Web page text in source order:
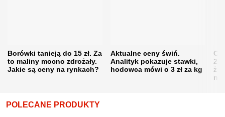
Borówki tanieją do 15 zł. Za
to maliny mocno zdrożały.
Jakie są ceny na rynkach?
Aktualne ceny świń.
Analityk pokazuje stawki,
hodowca mówi o 3 zł za kg
POLECANE PRODUKTY